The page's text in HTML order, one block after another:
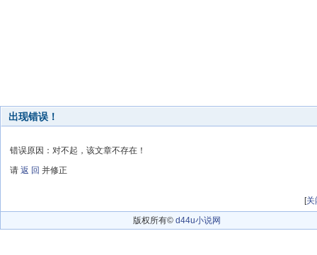
出现错误！
错误原因：对不起，该文章不存在！
请 返 回 并修正
[关
版权所有© d44u小说网